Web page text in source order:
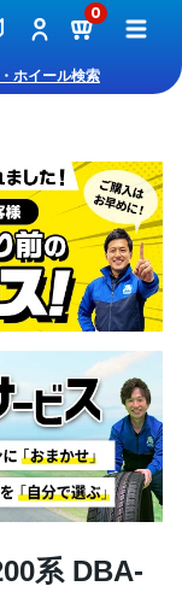
0
ホイール検索
系 DBA-